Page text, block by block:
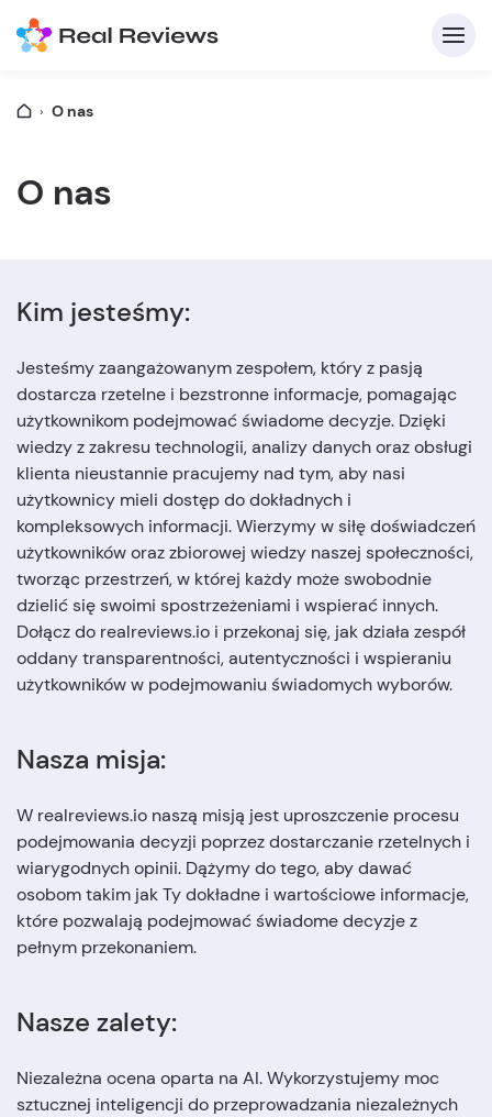
O nas
O nas
Kim jesteśmy:
Jesteśmy zaangażowanym zespołem, który z pasją
dostarcza rzetelne i bezstronne informacje, pomagając
użytkownikom podejmować świadome decyzje. Dzięki
wiedzy z zakresu technologii, analizy danych oraz obsługi
klienta nieustannie pracujemy nad tym, aby nasi
użytkownicy mieli dostęp do dokładnych i
kompleksowych informacji. Wierzymy w siłę doświadczeń
użytkowników oraz zbiorowej wiedzy naszej społeczności,
tworząc przestrzeń, w której każdy może swobodnie
dzielić się swoimi spostrzeżeniami i wspierać innych.
Dołącz do realreviews.io i przekonaj się, jak działa zespół
oddany transparentności, autentyczności i wspieraniu
użytkowników w podejmowaniu świadomych wyborów.
Nasza misja:
W realreviews.io naszą misją jest uproszczenie procesu
podejmowania decyzji poprzez dostarczanie rzetelnych i
wiarygodnych opinii. Dążymy do tego, aby dawać
osobom takim jak Ty dokładne i wartościowe informacje,
które pozwalają podejmować świadome decyzje z
pełnym przekonaniem.
Nasze zalety:
Niezależna ocena oparta na AI. Wykorzystujemy moc
sztucznej inteligencji do przeprowadzania niezależnych